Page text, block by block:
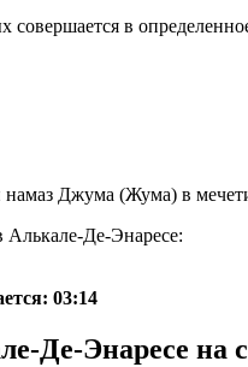
совершается в
намаз Джума (Жума) в
Алькале-Де-Энаресе:
03:14
Де-Энаресе на